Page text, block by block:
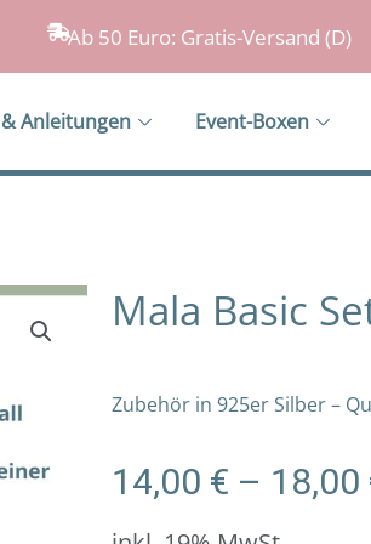
Ab 50 Euro: Gratis-Versand (D)
Anleitungen Event-Boxen
Mala Basic
Zubehör in 925er Silber –
14,00 € – 18,00